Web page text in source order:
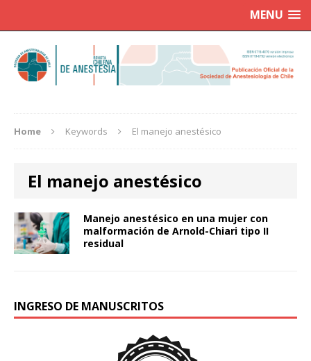
MENU
Home Keywords El manejo anestésico
El manejo anestésico
Manejo anestésico en una mujer con
malformación de Arnold-Chiari tipo II
residual
INGRESO DE MANUSCRITOS